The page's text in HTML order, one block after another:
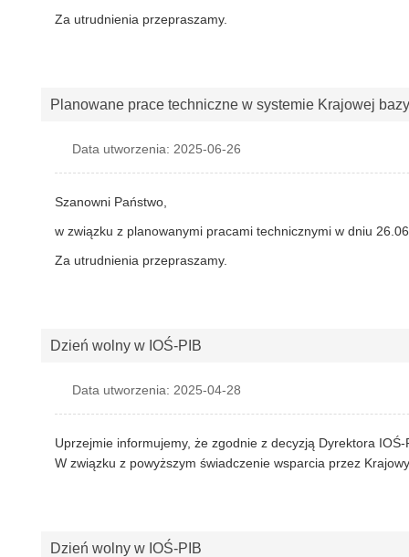
Za utrudnienia przepraszamy.
Planowane prace techniczne w systemie Krajowej bazy
Data utworzenia: 2025-06-26
Szanowni Państwo,
w związku z planowanymi pracami technicznymi w dniu
Za utrudnienia przepraszamy.
Dzień wolny w IOŚ-PIB
Data utworzenia: 2025-04-28
Uprzejmie informujemy, że zgodnie z decyzją Dyrektora
W związku z powyższym świadczenie wsparcia przez
Dzień wolny w IOŚ-PIB